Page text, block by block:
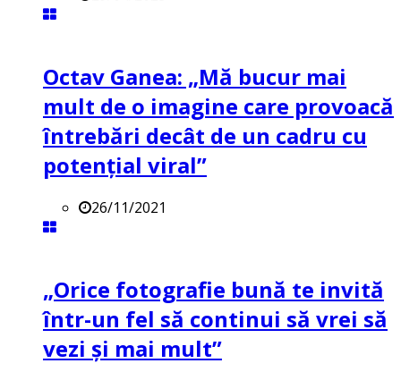
Octav Ganea: „Mă bucur mai
mult de o imagine care provoacă
întrebări decât de un cadru cu
potenţial viral”
26/11/2021
„Orice fotografie bună te invită
într-un fel să continui să vrei să
vezi și mai mult”